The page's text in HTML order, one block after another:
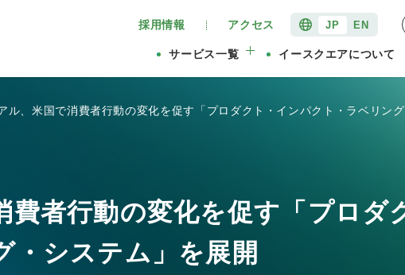
JP EN
サービス一覧 イースクエアについて
採用情報 アクセス
ル、米国で消費者行動の変化を促す「プロダクト・インパクト・ラベリン
費者行動の変化を促す「プロダ
・システム」を展開